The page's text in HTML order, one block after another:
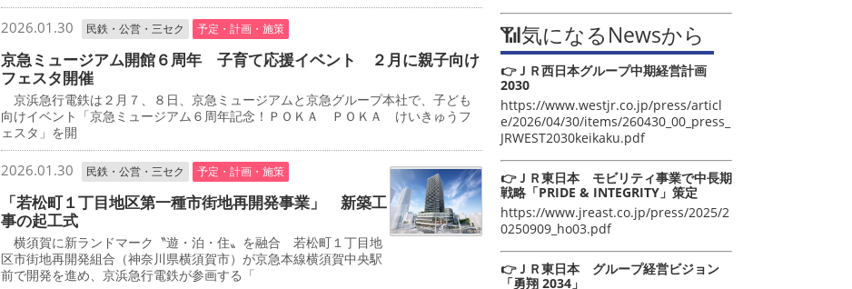
2026.01.30 民鉄・公営・三セク 予定・計画・施策
京急ミュージアム開館６周年 子育て応援イベント ２月に親子向け
フェスタ開催
京浜急行電鉄は２月７、８日、京急ミュージアムと京急グループ本社で、子ども
向けイベント「京急ミュージアム６周年記念！ＰＯＫＡ ＰＯＫＡ けいきゅうフ
ェスタ」を開
2026.01.30 民鉄・公営・三セク 予定・計画・施策
「若松町１丁目地区第一種市街地再開発事業」 新築工
事の起工式
横須賀に新ランドマーク〝遊・泊・住〟を融合 若松町１丁目地
区市街地再開発組合（神奈川県横須賀市）が京急本線横須賀中央駅
前で開発を進め、京浜急行電鉄が参画する「
📶気になるNewsから
👉ＪＲ西日本グループ中期経営計画
2030
https://www.westjr.co.jp/press/articl
e/2026/04/30/items/260430_00_press_
JRWEST2030keikaku.pdf
👉ＪＲ東日本 モビリティ事業で中長期
戦略「PRIDE & INTEGRITY」策定
https://www.jreast.co.jp/press/2025/2
0250909_ho03.pdf
👉ＪＲ東日本 グループ経営ビジョン
「勇翔 2034」